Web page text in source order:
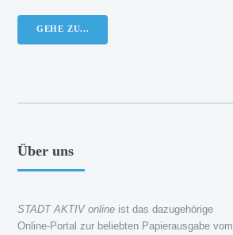
GEHE ZU...
Über uns
STADT AKTIV online ist das dazugehörige
Online-Portal zur beliebten Papierausgabe vom